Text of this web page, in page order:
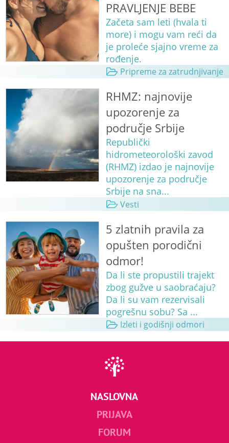
PRAVLJENJE BEBE
Začeta sam leti (hvala ti
more) i mogu vam reći da
je proleće sjajno vreme za
rođenje.
Pripreme za zatrudnjivanje
RHMZ: najnovije
upozorenje za
područje Srbije
Republički
hidrometeorološki zavod
(RHMZ) izdao je najnovije
upozorenje za područje
Srbije na sna...
Vesti
5 zlatnih pravila za
opušten porodični
odmor!
Da li ste propustili trajekt
zbog gužve u saobraćaju?
Da li su vam rezervisali
pogrešnu sobu? Sa ...
Izleti i godišnji odmori
NASLOVNA
PRIJAVA
FORUM